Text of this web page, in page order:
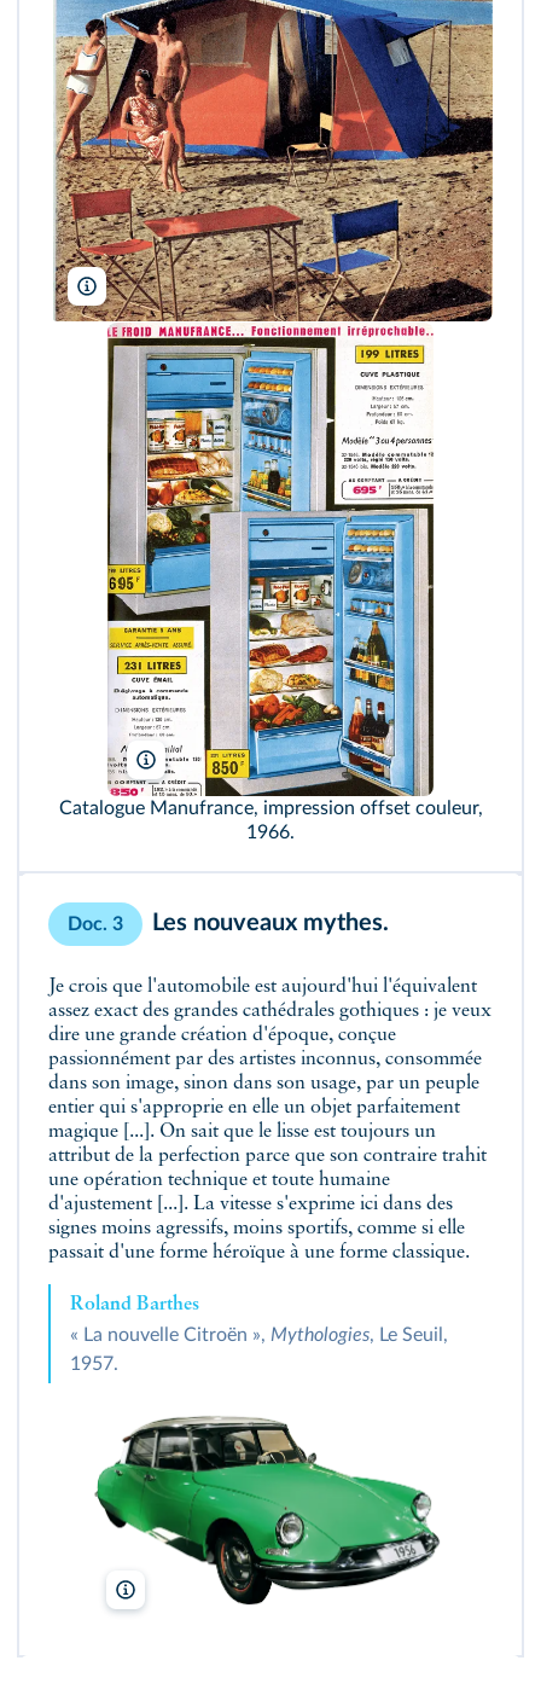
Manufrance/M. Charpy
Manufrance/M. Charpy
Catalogue Manufrance, impression offset couleur,
1966.
Doc. 3 Les nouveaux mythes.
Je crois que l'automobile est aujourd'hui l'équivalent
assez exact des grandes cathédrales gothiques : je veux
dire une grande création d'époque, conçue
passionnément par des artistes inconnus, consommée
dans son image, sinon dans son usage, par un peuple
entier qui s'approprie en elle un objet parfaitement
magique [...]. On sait que le lisse est toujours un
attribut de la perfection parce que son contraire trahit
une opération technique et toute humaine
d'ajustement [...]. La vitesse s'exprime ici dans des
signes moins agressifs, moins sportifs, comme si elle
passait d'une forme héroïque à une forme classique.
Roland Barthes
« La nouvelle Citroën », Mythologies, Le Seuil,
1957.
Ralf Roletschek/Wikimedia